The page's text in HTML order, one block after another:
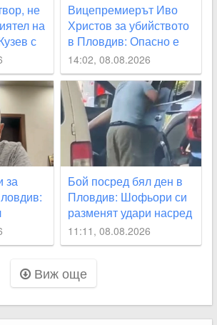
не
на
с
в
Вицепремиерът Иво
Христов за убийството
в Пловдив: Опасно е
да наричаме деца
малолетните садисти
14:02, 08.08.2026
за
от
малко
Бой посред бял ден в
Пловдив: Шофьори си
разменят удари насред
оживено кръстовище
ВИДЕО
11:11, 08.08.2026
Виж още